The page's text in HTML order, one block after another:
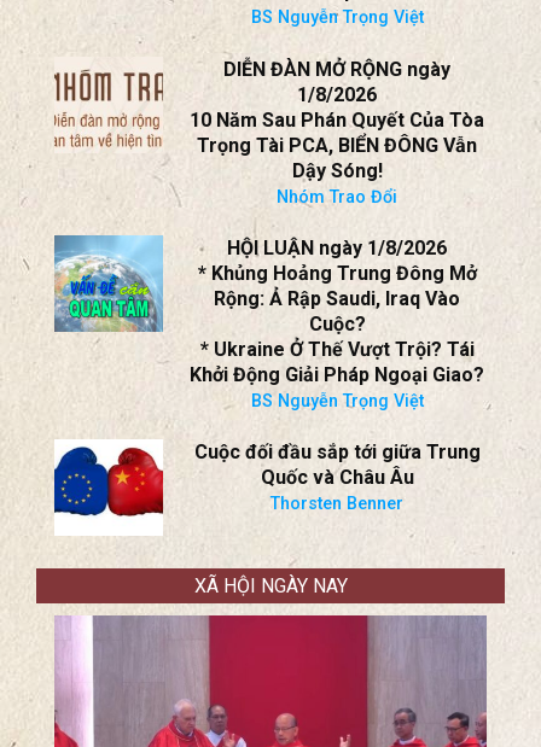
ngày 1/8/2026
* Chiến Tranh Trung Đông Lan
Rộng?
* Xung Đột Giữa Ả Rập Saudi Và
Houthi; Eo Biển Bab Al-Mandeb;
Iraq?
BS Nguyễn Trọng Việt
DIỄN ĐÀN MỞ RỘNG ngày
1/8/2026
10 Năm Sau Phán Quyết Của Tòa
Trọng Tài PCA, BIỂN ĐÔNG Vẫn
Dậy Sóng!
Nhóm Trao Đổi
HỘI LUẬN ngày 1/8/2026
* Khủng Hoảng Trung Đông Mở
Rộng: Ả Rập Saudi, Iraq Vào
Cuộc?
* Ukraine Ở Thế Vượt Trội? Tái
Khởi Động Giải Pháp Ngoại Giao?
BS Nguyễn Trọng Việt
Cuộc đối đầu sắp tới giữa Trung
Quốc và Châu Âu
XÃ HỘI NGÀY NAY